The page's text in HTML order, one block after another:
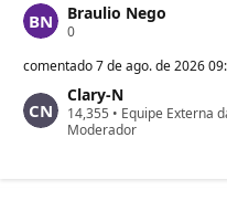
Braulio Nego
0P
n
o
s
d
comentado7 de ago. de 2026
Clary-N
14,355 P
o
• Equipe Externa
Moderador